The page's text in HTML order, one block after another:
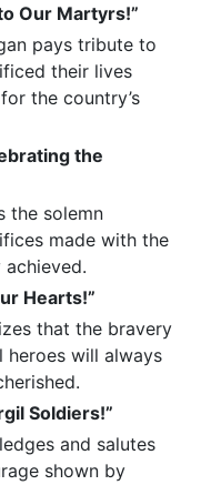
Our Martyrs!”
pays tribute to
their lives
the country’s
the
the solemn
made with the
Hearts!”
that the bravery
heroes will always
Soldiers!”
and salutes
shown by